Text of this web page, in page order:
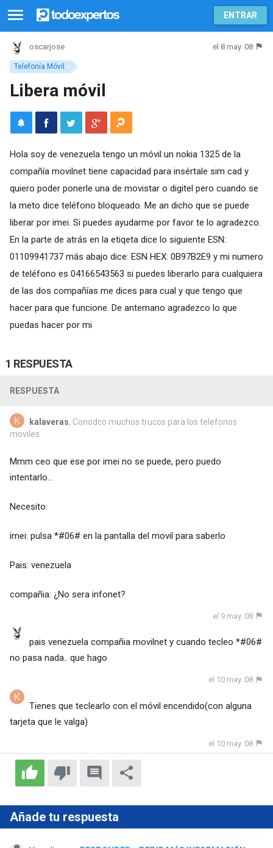
ENTRAR
Telefonía Móvil
oscarjose el 8 may. 08
Libera móvil
Hola soy de venezuela tengo un móvil un nokia 1325 de la
compañía movilnet tiene capacidad para insértale sim cad y
quiero poder ponerle una de movistar o digitel pero cuando se
la meto dice teléfono bloqueado. Me an dicho que se puede
liberar por imei. Si puedes ayudarme por favor te lo agradezco.
En la parte de atrás en la etiqeta dice lo siguiente ESN:
01109941737 más abajo dice: ESN HEX: 0B97B2E9 y mi numero
de teléfono es 04166543563 si puedes liberarlo para cualquiera
de las dos compañías me dices para cual y que tengo que
hacer para que funcione. De antemano agradezco lo que
puedas hacer por mi
1 RESPUESTA
RESPUESTA
kalaveras, Conodco muchos trucos para los telefonos
moviles
Mmm ceo que ese por imei no se puede, pero puedo
intentarlo...
Necesito:
imei: pulsa *#06# en la pantalla del movil para saberlo
Pais: venezuela
compañia: ¿No sera infonet?
el 9 may. 08
pais venezuela compañia movilnet y cuando tecleo *#06#
no pasa nada.. que hago
el 10 may. 08
Tienes que teclearlo con el móvil encendido(con alguna
tarjeta que le valga)
el 10 may. 08
Añade tu respuesta